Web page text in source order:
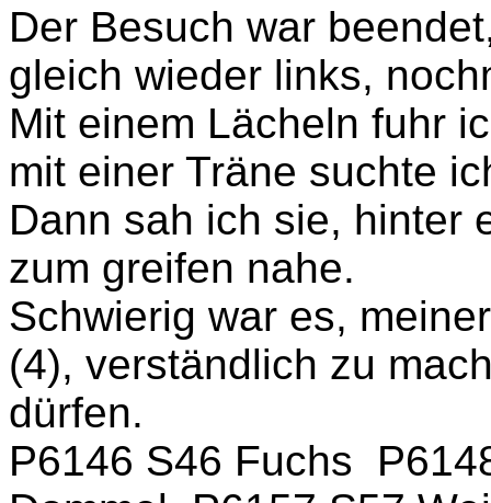
Der Besuch war
gleich wieder links,
Mit einem Lächeln fuhr
mit einer Träne suchte
Dann sah ich sie, hinter
zum greifen nahe.
Schwierig war es,
(4), verständlich zu
dürfen.
P6146 S46 Fuchs